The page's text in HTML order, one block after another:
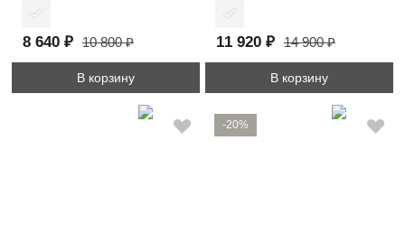
8 640 ₽ 10 800 ₽
В корзину
11 920 ₽ 14 900 ₽
В корзину
-20%